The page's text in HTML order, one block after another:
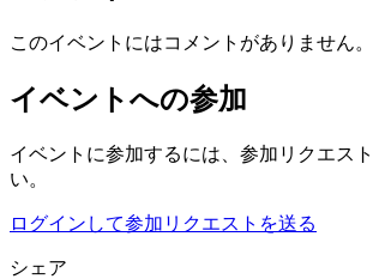
このイベントにはコメントがありません。
イベントへの参加
イベントに参加するには、参加リクエス
い。
ログインして参加リクエストを送る
シェア